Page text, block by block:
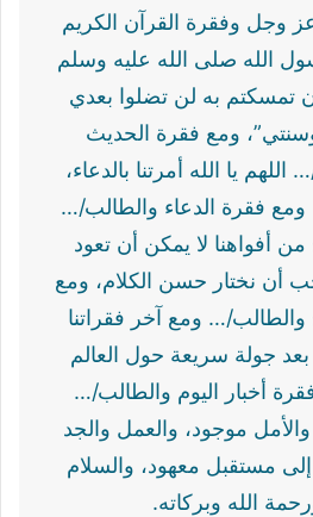
عز وجل وفقرة القرآن الكريم
الله صلى الله عليه وسلم
تمسكتم به لن تضلوا بعدي
وسنتي”، ومع فقرة الحديث
يا الله أمرتنا بالدعاء،
ومع فقرة الدعاء والطالب/…
أفواهنا لا يمكن أن تعود
أن نختار حسن الكلام، ومع
… ومع آخر فقراتنا
بعد جولة سريعة حول العالم
أخبار اليوم والطالب/…
والأمل موجود، والعمل والجد
مستقبل معهود، والسلام
الله وبركاته.